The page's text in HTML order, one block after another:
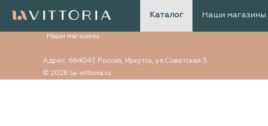
Каталог Наши магазины
Наши магазины
Адрес: 664047, Россия, Иркутск, ул.Советская 3.
© 2026 la-vittoria.ru